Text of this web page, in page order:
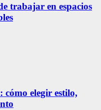
trabajar en espacios
elegir estilo,